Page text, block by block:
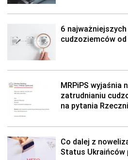
6
cudzoziemców
MRPiPS wyjaśnia
zatrudnianiu
na pytania
Co dalej z
Status Ukraińców